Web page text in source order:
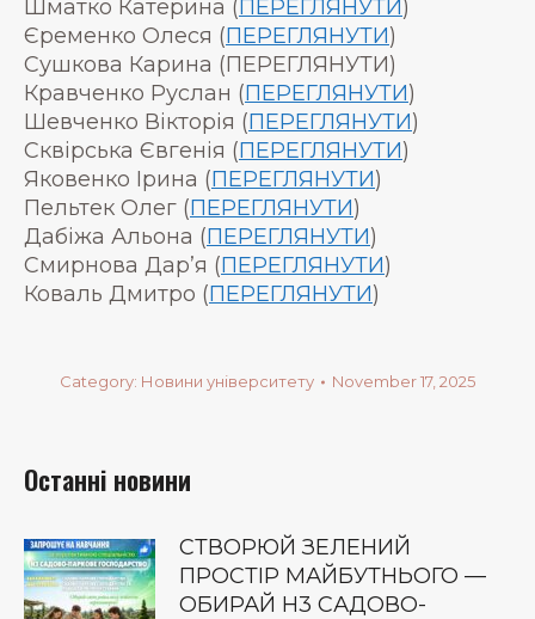
Шматко Катерина ( ПЕРЕГЛЯНУТИ)
Єременко Олеся (ПЕРЕГЛЯНУТИ)
Сушкова Карина (ПЕРЕГЛЯНУТИ)
Кравченко Руслан (ПЕРЕГЛЯНУТИ)
Шевченко Вікторія (ПЕРЕГЛЯНУТИ)
Сквірська Євгенія (ПЕРЕГЛЯНУТИ)
Яковенко Ірина (ПЕРЕГЛЯНУТИ)
Пельтек Олег (ПЕРЕГЛЯНУТИ)
Дабіжа Альона (ПЕРЕГЛЯНУТИ)
Смирнова Дар’я (ПЕРЕГЛЯНУТИ)
Коваль Дмитро (ПЕРЕГЛЯНУТИ)
Category: Новини університету November 17, 2025
Останні новини
СТВОРЮЙ ЗЕЛЕНИЙ
ПРОСТІР МАЙБУТНЬОГО —
ОБИРАЙ Н3 САДОВО-